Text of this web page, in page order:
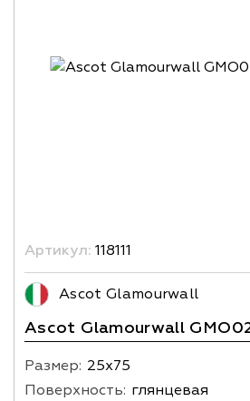
Артикул: 118111
Ascot Glamourwall
Ascot Glamourwall
Размер: 25х75
Поверхность: глянцевая